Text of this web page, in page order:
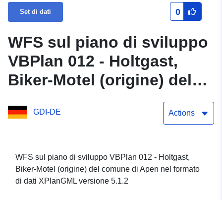
Set di dati 0
WFS sul piano di sviluppo
VBPlan 012 - Holtgast,
Biker-Motel (origine) del
GDI-DE Actions
WFS sul piano di sviluppo VBPlan 012 - Holtgast,
Biker-Motel (origine) del comune di Apen nel formato
di dati XPlanGML versione 5.1.2